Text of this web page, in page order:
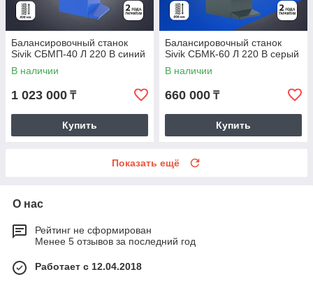
Балансировочный станок
Sivik СБМП-40 Л 220 В синий
В наличии
1 023 000 ₸
Купить
Балансировочный станок
Sivik СБМК-60 Л 220 В серый
В наличии
660 000 ₸
Купить
Показать ещё
О нас
Рейтинг не сформирован
Менее 5 отзывов за последний год
Работает с 12.04.2018